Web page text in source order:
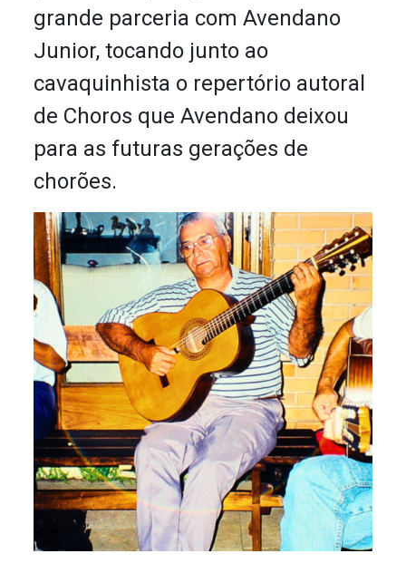
grande parceria com Avendano
Junior, tocando junto ao
cavaquinhista o repertório autoral
de Choros que Avendano deixou
para as futuras gerações de
chorões.